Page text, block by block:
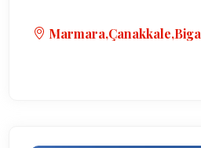
Marmara,Çanakkale,Biga